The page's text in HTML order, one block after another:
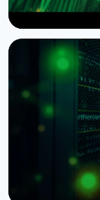
НОВИНА
Wintermute
США
7 серпня 2026 р.4